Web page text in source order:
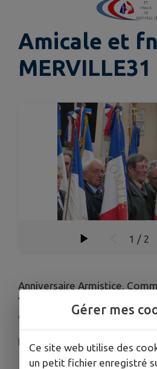
Amicale et
MERVILLE31
1 / 2
Anniversaire Armistice,
Voyages… Maintenir le
conflits et perpétuer le
Président : M. Di Benedetto
Gérer mes
Ce site web utilise des
un petit fichier enregistré